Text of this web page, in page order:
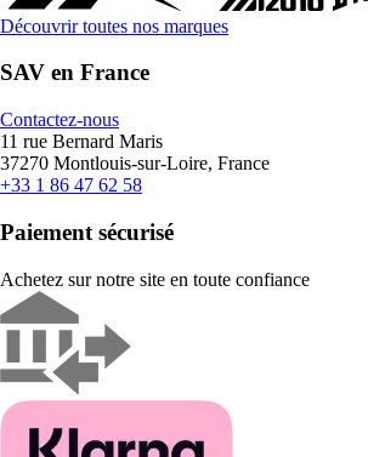
Découvrir toutes nos marques
SAV en France
Contactez-nous
11 rue Bernard Maris
37270 Montlouis-sur-Loire, France
+33 1 86 47 62 58
Paiement sécurisé
Achetez sur notre site en toute confiance